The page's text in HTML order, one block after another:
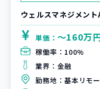
ウェルスマネジメン
単価： 〜160万
稼働率： 100%
業界： 金融
勤務地：基本リモ